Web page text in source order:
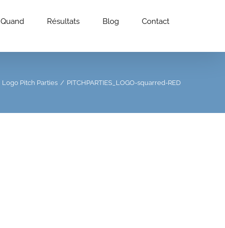
Quand Résultats Blog Contact
Logo Pitch Parties / PITCHPARTIES_LOGO-squarred-RED